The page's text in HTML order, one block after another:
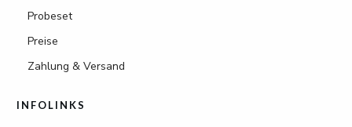
Probeset
Preise
Zahlung & Versand
INFOLINKS